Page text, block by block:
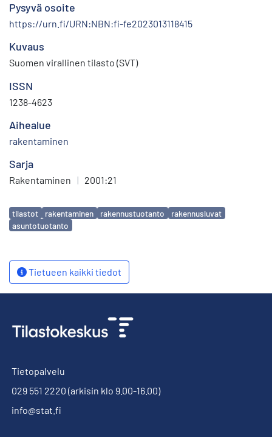
Pysyvä osoite
https://urn.fi/URN:NBN:fi-fe2023013118415
Kuvaus
Suomen virallinen tilasto (SVT)
ISSN
1238-4623
Aihealue
rakentaminen
Sarja
Rakentaminen | 2001:21
Avainsanat
tilastot rakentaminen rakennustuotanto
rakennusluvat
asuntotuotanto
Tietueen kaikki tiedot
Tietopalvelu
029 551 2220 (arkisin klo 9.00-16.00)
info@stat.fi